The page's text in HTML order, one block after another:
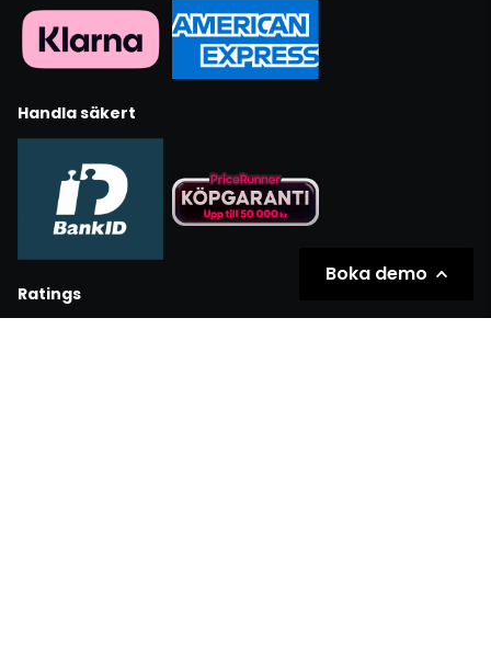
Handla säkert
Ratings
Boka demo